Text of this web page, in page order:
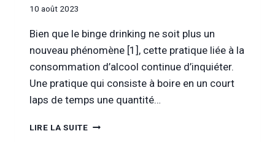
10 août 2023
Bien que le binge drinking ne soit plus un
nouveau phénomène [1], cette pratique liée à la
consommation d’alcool continue d’inquiéter.
Une pratique qui consiste à boire en un court
laps de temps une quantité…
LIRE LA SUITE[DANS